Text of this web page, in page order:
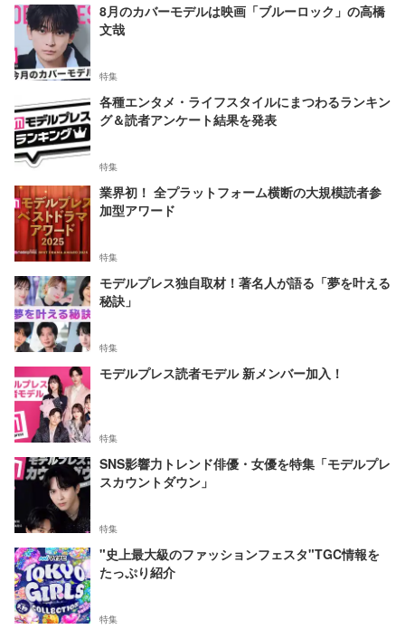
8月のカバーモデルは映画「ブルーロック」の高橋
文哉
特集
各種エンタメ・ライフスタイルにまつわるランキン
グ＆読者アンケート結果を発表
特集
業界初！ 全プラットフォーム横断の大規模読者参
加型アワード
特集
モデルプレス独自取材！著名人が語る「夢を叶える
秘訣」
特集
モデルプレス読者モデル 新メンバー加入！
特集
SNS影響力トレンド俳優・女優を特集「モデルプレ
スカウントダウン」
特集
"史上最大級のファッションフェスタ"TGC情報を
たっぷり紹介
特集